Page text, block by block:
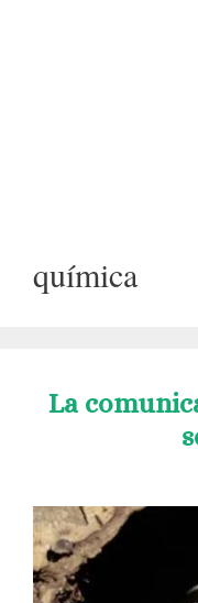
química
La